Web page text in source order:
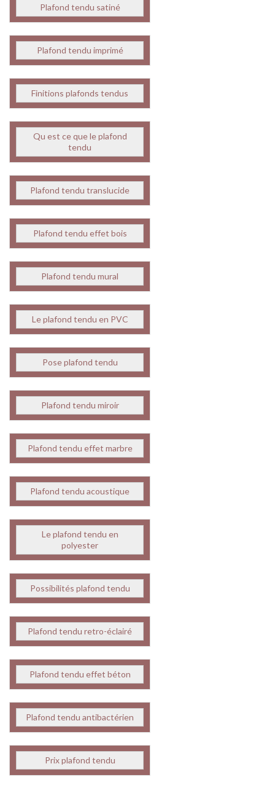
Plafond tendu satiné
Plafond tendu imprimé
Finitions plafonds tendus
Qu est ce que le plafond
tendu
Plafond tendu translucide
Plafond tendu effet bois
Plafond tendu mural
Le plafond tendu en PVC
Pose plafond tendu
Plafond tendu miroir
Plafond tendu effet marbre
Plafond tendu acoustique
Le plafond tendu en
polyester
Possibilités plafond tendu
Plafond tendu retro-éclairé
Plafond tendu effet béton
Plafond tendu antibactérien
Prix plafond tendu